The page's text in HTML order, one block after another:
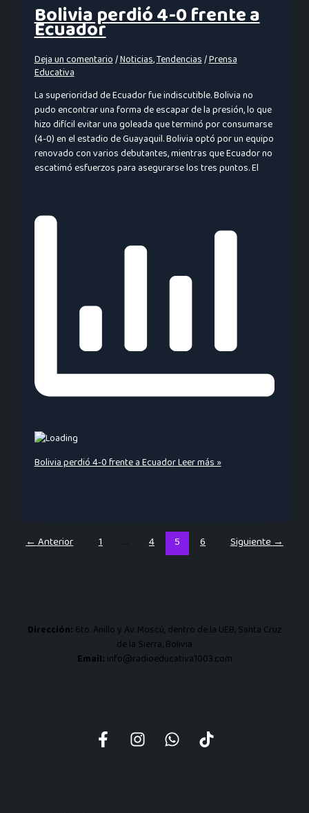
Bolivia perdió 4-0 frente a
Ecuador
Deja un comentario/Noticias,Tendencias/Prensa
Educativa
La superioridad de Ecuador fue indiscutible. Bolivia no
pudo encontrar una forma de escapar de la presión, lo que
hizo difícil evitar una goleada que terminó por consumarse
(4-0) en el estadio de Guayaquil. Bolivia optó por un equipo
renovado con varios debutantes, mientras que Ecuador no
escatimó esfuerzos para asegurarse los tres puntos. El
Bolivia perdió 4-0 frente a EcuadorLeer más »
←Anterior 1 … 4 5 6 Siguiente→
Dirección: 6to. Anillo y Av. Moscú, dentro de la UEB, Santa Cruz
de la Sierra, Bolivia
Email: info@radioeducativa1003.com